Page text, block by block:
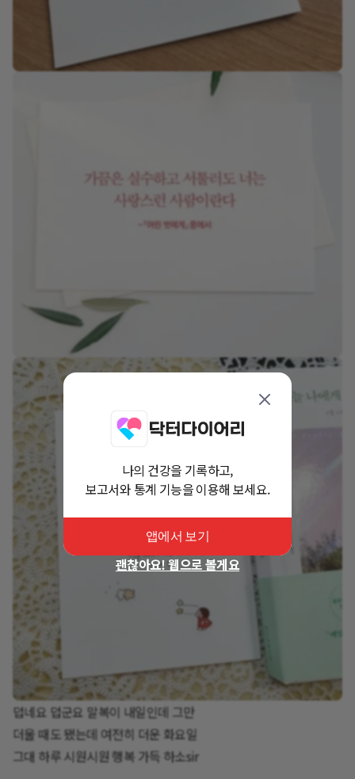
덥네요 덥군요 말복이 내일인데 그만
더울 때도 됐는데 여전히 더운 화요일
그대 하루 시원시원 행복 가득 하소sir
나의 건강을 기록하고,
보고서와 통계 기능을 이용해 보세요.
앱에서 보기
괜찮아요! 웹으로 볼게요